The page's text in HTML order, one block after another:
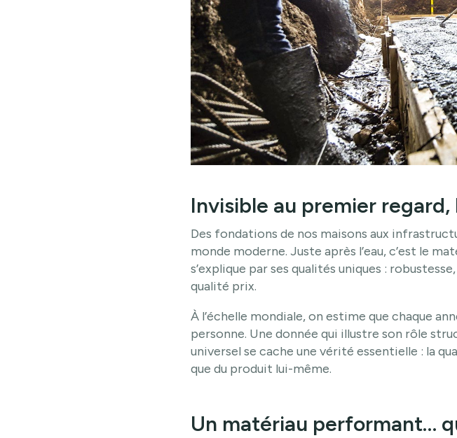
Invisible au premier
Des fondations de nos maisons aux
monde moderne. Juste après l’eau, c’est le
s’explique par ses qualités uniques :
qualité prix.
À l’échelle mondiale, on estime que chaque
personne. Une donnée qui illustre son rôle
universel se cache une vérité essentielle : la
que du produit lui-même.
Un matériau performant…